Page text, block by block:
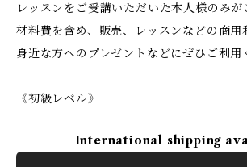
レッスンをご受講いただいた本人様のみが
材料費を含め、販売、レッスンなどの商用
身近な方へのプレゼントなどにぜひご利用
《初級レベル》
International shipping